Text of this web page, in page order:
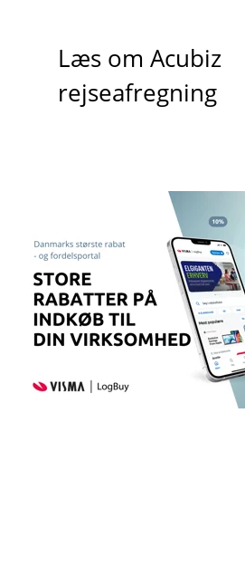
Læs om Acubiz
rejseafregning